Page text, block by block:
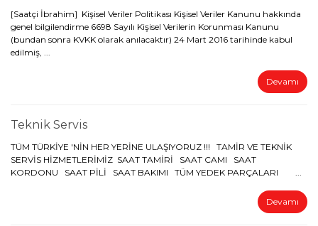
[Saatçi İbrahim] Kişisel Veriler Politikası Kişisel Veriler Kanunu hakkında
genel bilgilendirme 6698 Sayılı Kişisel Verilerin Korunması Kanunu
(bundan sonra KVKK olarak anılacaktır) 24 Mart 2016 tarihinde kabul
edilmiş, ...
Devamı
Teknik Servis
TÜM TÜRKİYE 'NİN HER YERİNE ULAŞIYORUZ !!! TAMİR VE TEKNİK
SERVİS HİZMETLERİMİZ SAAT TAMİRİ SAAT CAMI SAAT
KORDONU SAAT PİLİ SAAT BAKIMI TÜM YEDEK PARÇALARI ...
Devamı